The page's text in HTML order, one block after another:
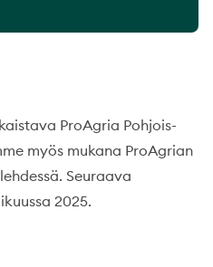
ProAgria Pohjois-
myös mukana ProAgrian
Seuraava
2025.